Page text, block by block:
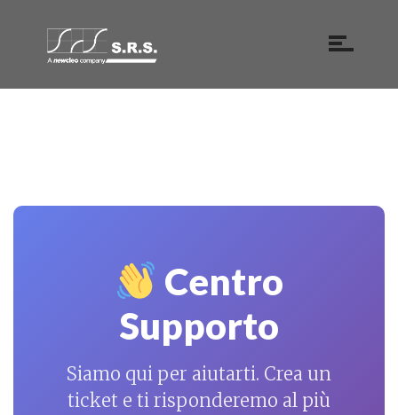
Centro
Supporto
Siamo qui per aiutarti. Crea un
ticket e ti risponderemo al più